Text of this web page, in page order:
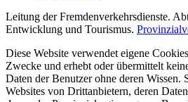
Leitung der Fremdenverkehrsdienste.
Entwicklung und Tourismus.
Diese Website verwendet eigene
Zwecke und erhebt oder übermittelt
Daten der Benutzer ohne deren Wissen.
Websites von Drittanbietern, deren